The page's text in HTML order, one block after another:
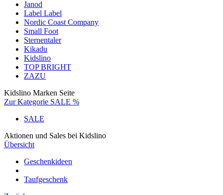
Janod
Label Label
Nordic Coast Company
Small Foot
Sternentaler
Kikadu
Kidslino
TOP BRIGHT
ZAZU
Kidslino Marken Seite
Zur Kategorie SALE %
SALE
Aktionen und Sales bei Kidslino
Übersicht
Geschenkideen
Taufgeschenk